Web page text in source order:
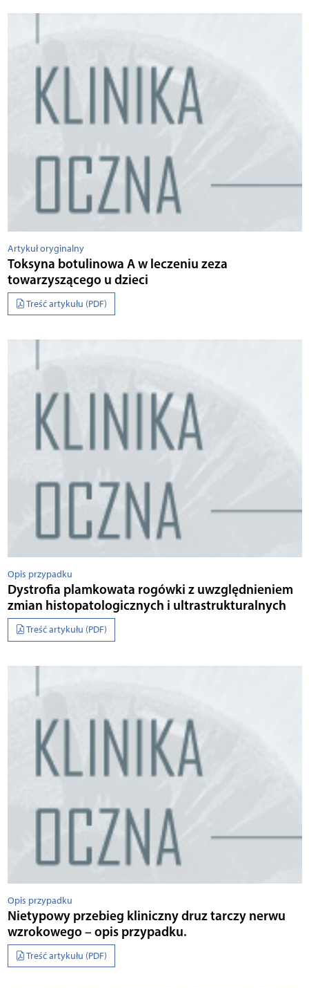
Artykuł oryginalny
Toksyna botulinowa A w leczeniu zeza
towarzyszącego u dzieci
Treść artykułu (PDF)
Opis przypadku
Dystrofia plamkowata rogówki z uwzględnieniem
zmian histopatologicznych i ultrastrukturalnych
Treść artykułu (PDF)
Opis przypadku
Nietypowy przebieg kliniczny druz tarczy nerwu
wzrokowego – opis przypadku.
Treść artykułu (PDF)